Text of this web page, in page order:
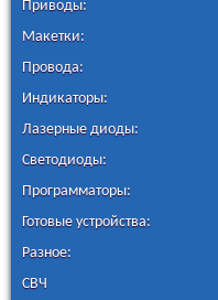
Приводы:
Макетки:
Провода:
Индикаторы:
Лазерные диоды:
Светодиоды:
Программаторы:
Готовые устройства:
Разное:
СВЧ